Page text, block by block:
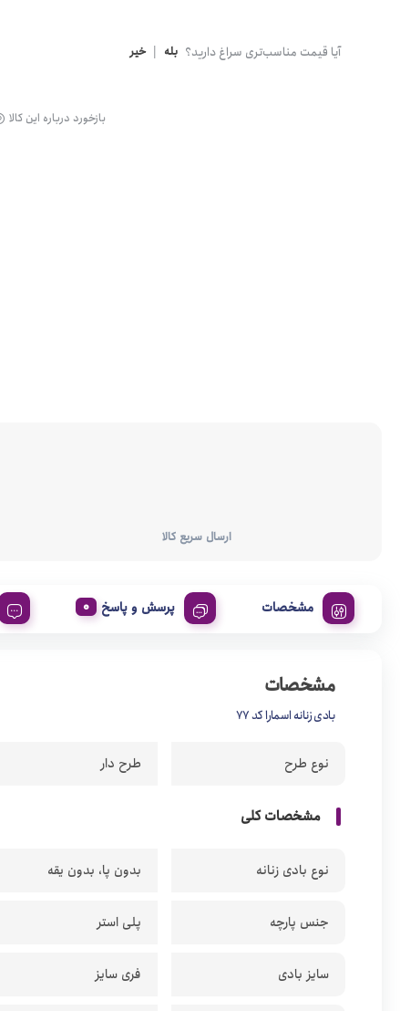
آیا قیمت مناسب‌تری سراغ دارید؟ بله خیر
بازخورد درباره این کالا
ارسال سریع کالا
مشخصات پرسش و پاسخ
مشخصات
بادی زنانه اسمارا کد 77
نوع طرح طرح دار
مشخصات کلی
نوع بادی زنانه بدون پا، بدون یقه
جنس پارچه پلی استر
سایز بادی فری سایز